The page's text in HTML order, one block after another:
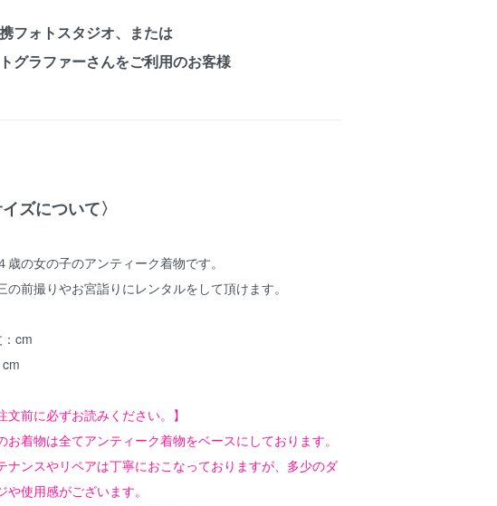
フォトスタジオ、または
グラファーさんをご利用のお客様
イズについて〉
歳の女の子のアンティーク着物です。
の前撮りやお宮詣りにレンタルをして頂けます。
cm
文前に必ずお読みください。】
お着物は全てアンティーク着物をベースにしております。
ナンスやリペアは丁寧におこなっておりますが、多少のダ
や使用感がございます。